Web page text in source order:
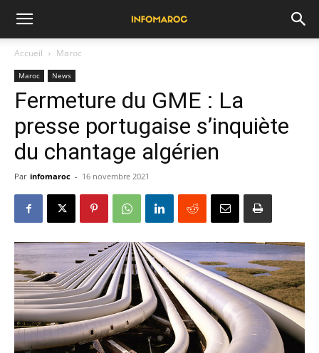
Accueil Maroc
Maroc News
Fermeture du GME : La
presse portugaise s’inquiète
du chantage algérien
Par infomaroc - 16 novembre 2021